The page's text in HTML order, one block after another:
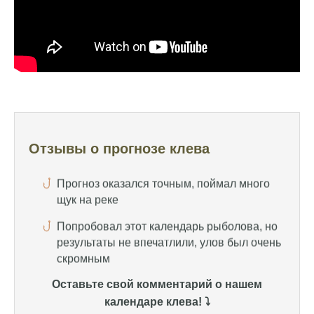
Отзывы о прогнозе клева
иногда нет, это всегда лотерея
Отличный прогноз клева! Сегодня поймал
Прогноз оказался точным, поймал много
Попробовал этот календарь рыболова, но
результаты не впечатлили, улов был очень
скромным
отлично, уловил карпа и налима
Уже второй раз пользуюсь этим прогнозом,
всегда помогает найти активных хищников
Сегодня благодаря прогнозу клева удалось
Оставьте свой комментарий о нашем
календаре клева! ⤵️